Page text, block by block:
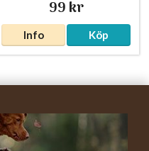
99 kr
Info Köp